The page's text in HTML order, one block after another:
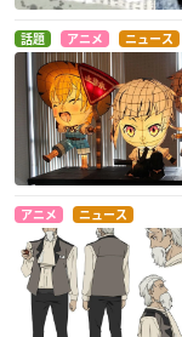
話題 アニメ ニュース
アニメ ニュース